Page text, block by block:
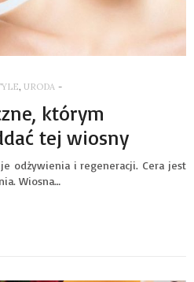
URODA -
którym
tej wiosny
odżywienia i regeneracji. Cera jest
Wiosna…